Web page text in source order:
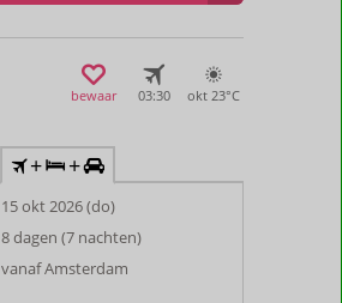
bewaar 03:30 okt 23°C
+ +
15 okt 2026 (do)
8 dagen (7 nachten)
vanaf Amsterdam